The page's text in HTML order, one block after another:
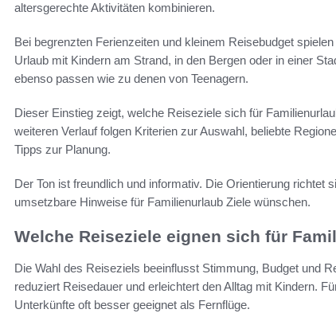
altersgerechte Aktivitäten kombinieren.
Bei begrenzten Ferienzeiten und kleinem Reisebudget
Urlaub mit Kindern am Strand, in den Bergen oder in einer
ebenso passen wie zu denen von Teenagern.
Dieser Einstieg zeigt, welche Reiseziele sich für
weiteren Verlauf folgen Kriterien zur Auswahl, beliebte
Tipps zur Planung.
Der Ton ist freundlich und informativ. Die Orientierung richtet
umsetzbare Hinweise für Familienurlaub Ziele wünschen.
Welche Reiseziele eignen sich für
Die Wahl des Reiseziels beeinflusst Stimmung, Budget und
reduziert Reisedauer und erleichtert den Alltag mit Kindern.
Unterkünfte oft besser geeignet als Fernflüge.